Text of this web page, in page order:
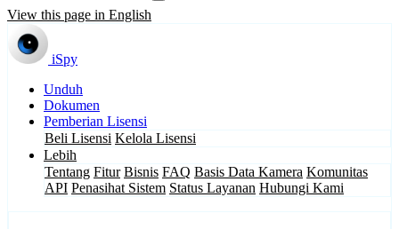
View this page in English
iSpy
Unduh
Dokumen
Pemberian Lisensi
Beli Lisensi Kelola Lisensi
Lebih
Tentang Fitur Bisnis FAQ Basis Data Kamera Komunitas
API Penasihat Sistem Status Layanan Hubungi Kami